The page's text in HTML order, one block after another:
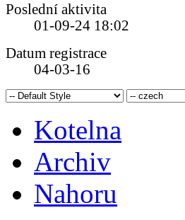
Poslední aktivita
01-09-24 18:02
Datum registrace
04-03-16
Kotelna
Archiv
Nahoru